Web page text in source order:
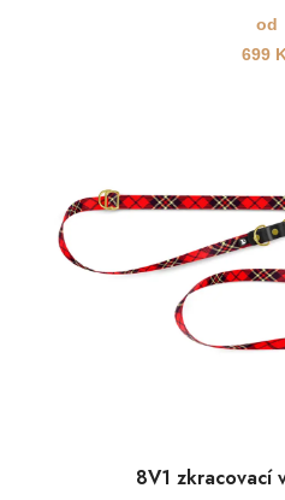
od
699
8V1 zkracovací